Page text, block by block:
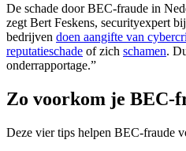
De schade door BEC-fraude in
zegt Bert Feskens, securityexpert
bedrijven doen aangifte van
reputatieschade of zich schamen.
onderrapportage.”
Zo voorkom je BEC-
Deze vier tips helpen BEC-fraude